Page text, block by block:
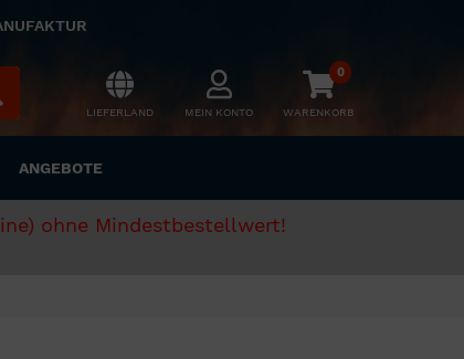
LIEFERLAND MEIN KONTO
0
WARENKORB
ANGEBOTE
ohne Mindestbestellwert!